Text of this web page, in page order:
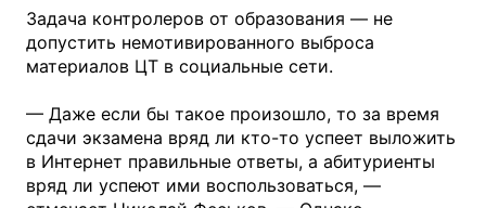
Задача контролеров от образования — не
допустить немотивированного выброса
материалов ЦТ в социальные сети.
— Даже если бы такое произошло, то за время
сдачи экзамена вряд ли кто-то успеет выложить
в Интернет правильные ответы, а абитуриенты
вряд ли успеют ими воспользоваться, —